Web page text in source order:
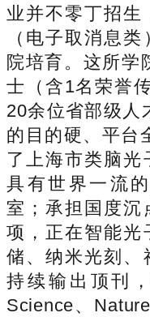
业并不零丁招生
（电子取消息
院培育。这所学
士（含1名荣誉
20余位省部级人
的目的硬、平台
了上海市类脑光
具有世界一流
室；承担国度沉
项，正在智能光
储、纳米光刻、
持续输出顶刊
Science、